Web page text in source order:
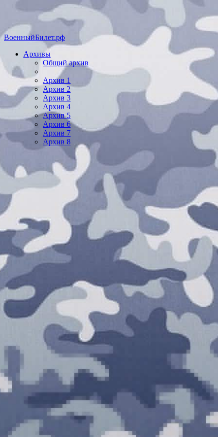
ВоенныйБилет.рф
Архивы
Общий архив
Архив 1
Архив 2
Архив 3
Архив 4
Архив 5
Архив 6
Архив 7
Архив 8